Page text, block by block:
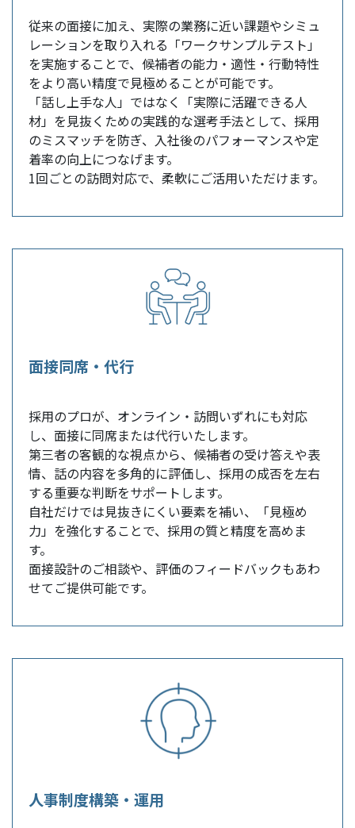
従来の面接に加え、実際の業務に近い課題やシミュ
レーションを取り入れる「ワークサンプルテスト」
を実施することで、候補者の能力・適性・行動特性
をより高い精度で見極めることが可能です。
「話し上手な人」ではなく「実際に活躍できる人
材」を見抜くための実践的な選考手法として、採用
のミスマッチを防ぎ、入社後のパフォーマンスや定
着率の向上につなげます。
1回ごとの訪問対応で、柔軟にご活用いただけます。
面接同席・代行
採用のプロが、オンライン・訪問いずれにも対応
し、面接に同席または代行いたします。
第三者の客観的な視点から、候補者の受け答えや表
情、話の内容を多角的に評価し、採用の成否を左右
する重要な判断をサポートします。
自社だけでは見抜きにくい要素を補い、「見極め
力」を強化することで、採用の質と精度を高めま
す。
面接設計のご相談や、評価のフィードバックもあわ
せてご提供可能です。
人事制度構築・運用